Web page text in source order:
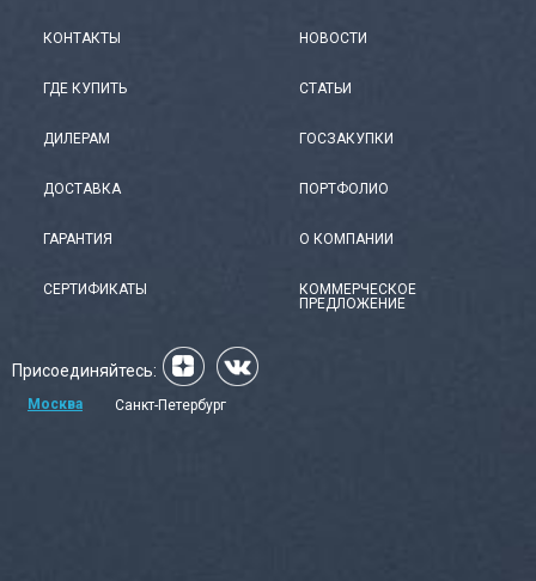
КОНТАКТЫ
ГДЕ КУПИТЬ
ДИЛЕРАМ
ДОСТАВКА
ГАРАНТИЯ
СЕРТИФИКАТЫ
НОВОСТИ
СТАТЬИ
ГОСЗАКУПКИ
ПОРТФОЛИО
О КОМПАНИИ
КОММЕРЧЕСКОЕ
ПРЕДЛОЖЕНИЕ
Присоединяйтесь:
Москва Санкт-Петербург